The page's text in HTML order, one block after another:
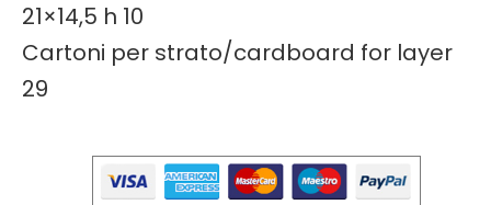
21×14,5 h 10
Cartoni per strato/cardboard for layer
29